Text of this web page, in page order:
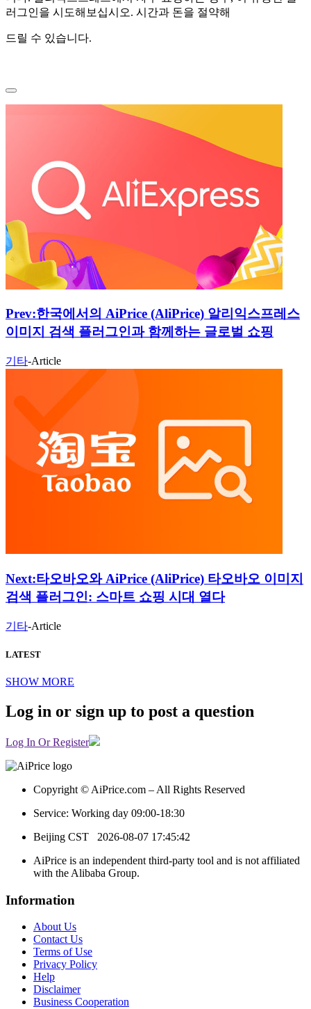
러그인을 시도해보십시오. 시간과 돈을 절약해
드릴 수 있습니다.
Prev:한국에서의 AiPrice (AliPrice) 알리익스프레스
이미지 검색 플러그인과 함께하는 글로벌 쇼핑
기타-Article
Next:타오바오와 AiPrice (AliPrice) 타오바오 이미지
검색 플러그인: 스마트 쇼핑 시대 열다
기타-Article
LATEST
SHOW MORE
Log in or sign up to post a question
Log In Or Register
Copyright © AiPrice.com – All Rights Reserved
Service: Working day 09:00-18:30
Beijing CST 2026-08-07 17:45:42
AiPrice is an independent third-party tool and is not affiliated
with the Alibaba Group.
Information
About Us
Contact Us
Terms of Use
Privacy Policy
Help
Disclaimer
Business Cooperation